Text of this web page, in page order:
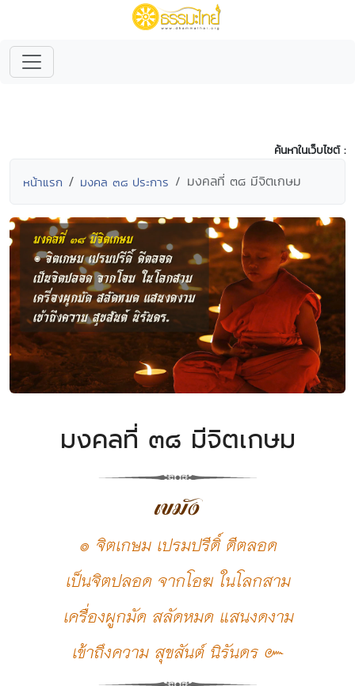
ค้นหาในเว็บไซต์ :
หน้าแรก มงคล ๓๘ ประการ มงคลที่ ๓๘ มีจิตเกษม
มงคลที่ ๓๘ มีจิตเกษม
เขมัง
๏ จิตเกษม เปรมปรีดิ์ ดีตลอด
เป็นจิตปลอด จากโอฆ ในโลกสาม
เครื่องผูกมัด สลัดหมด แสนงดงาม
เข้าถึงความ สุขสันต์ นิรันดร ๛